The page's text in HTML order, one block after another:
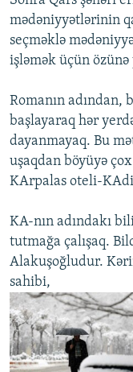
mədəniyyətlərinin
seçməklə
işləmək üçün özünə
Romanın adından,
başlayaraq hər
dayanmayaq. Bu
uşaqdan böyüyə
KArpalas oteli-
KA-nın adındakı
tutmağa çalışaq.
Alakuşoğludur.
sahibi,